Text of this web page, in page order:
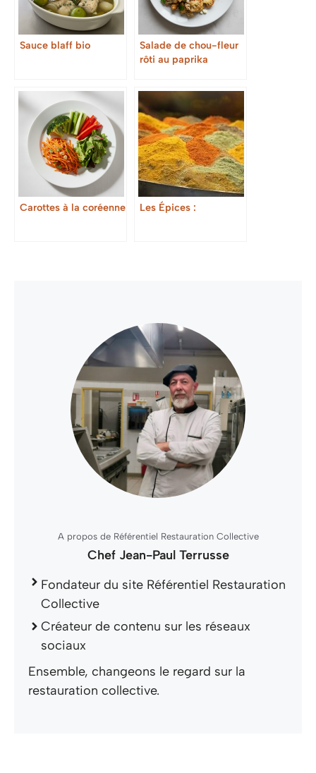
Sauce blaff bio
Salade de chou-fleur
rôti au paprika
Carottes à la coréenne Les Épices :
A propos de Référentiel Restauration Collective
Chef Jean-Paul Terrusse
Fondateur du site Référentiel Restauration
Collective
Créateur de contenu sur les réseaux
sociaux
Ensemble, changeons le regard sur la
restauration collective.